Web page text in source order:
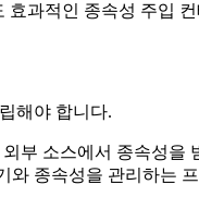
과적인 종속성 주입
해야 합니다.
부 소스에서 종속성
와 종속성을 관리하는